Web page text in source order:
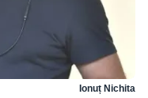
Ionuț Nichita